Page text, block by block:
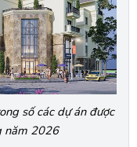
số các dự án được
năm 2026